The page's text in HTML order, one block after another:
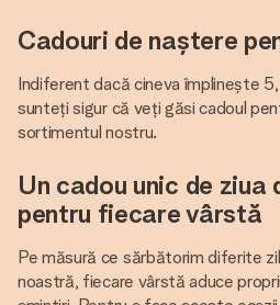
Cadouri de naștere
Indiferent dacă cineva împlinește
sunteți sigur că veți găsi cadoul
sortimentul nostru.
Un cadou unic de ziua
pentru fiecare vârstă
Pe măsură ce sărbătorim diferite
noastră, fiecare vârstă aduce